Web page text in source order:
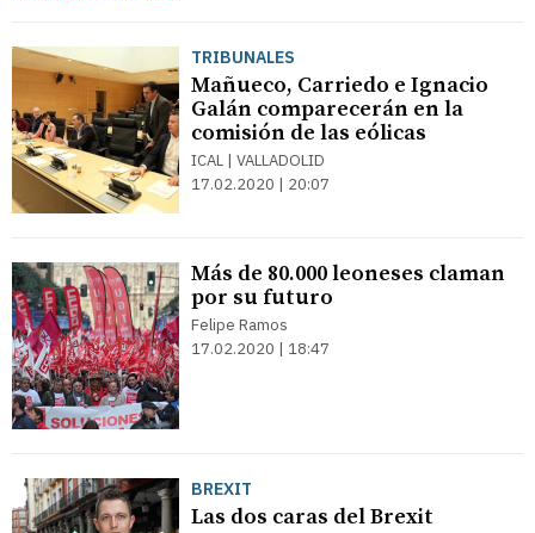
TRIBUNALES
Mañueco, Carriedo e Ignacio
Galán comparecerán en la
comisión de las eólicas
ICAL | VALLADOLID
17.02.2020 | 20:07
Más de 80.000 leoneses claman
por su futuro
Felipe Ramos
17.02.2020 | 18:47
BREXIT
Las dos caras del Brexit